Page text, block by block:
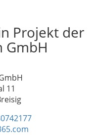
Projekt der
GmbH
11